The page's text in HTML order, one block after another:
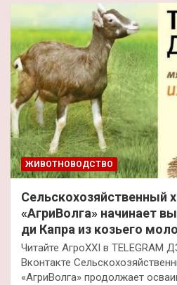
ЖИВОТНОВОДСТВО
Сельскохозяйственный
«АгриВолга» начинает
ди Капра из козьего
Читайте АгроXXI в TELEGRAM
Вконтакте
«АгриВолга» продолжает